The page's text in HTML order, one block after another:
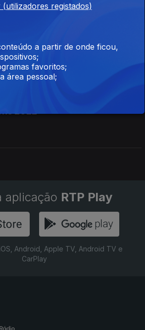
2022
aplicação RTP Play
Android, Apple TV, Android TV e
CarPlay
(utilizadores registados)
a partir de onde ficou,
favoritos;
área pessoal;